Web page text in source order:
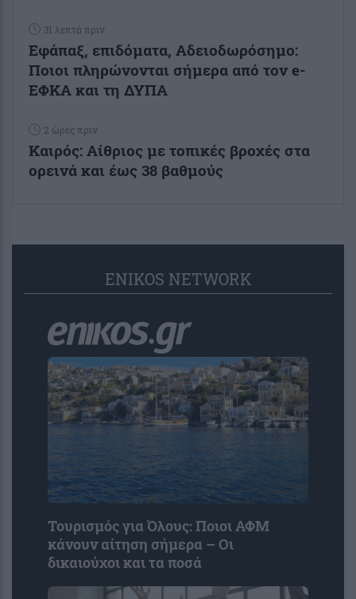
31 λεπτά πριν
Εφάπαξ, επιδόματα, Αδειοδωρόσημο:
Ποιοι πληρώνονται σήμερα από τον e-
ΕΦΚΑ και τη ΔΥΠΑ
2 ώρες πριν
Καιρός: Αίθριος με τοπικές βροχές στα
ορεινά και έως 38 βαθμούς
ENIKOS NETWORK
Τουρισμός για Όλους: Ποιοι ΑΦΜ
κάνουν αίτηση σήμερα – Οι
δικαιούχοι και τα ποσά